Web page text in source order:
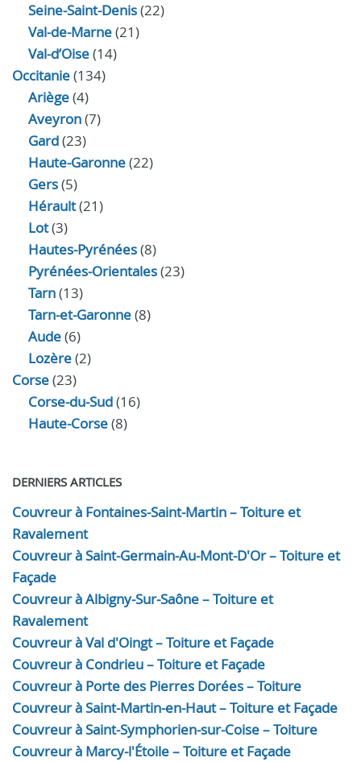
Seine-Saint-Denis(22)
Val-de-Marne(21)
Val-d’Oise(14)
Occitanie(134)
Ariège(4)
Aveyron(7)
Gard(23)
Haute-Garonne(22)
Gers(5)
Hérault(21)
Lot(3)
Hautes-Pyrénées(8)
Pyrénées-Orientales(23)
Tarn(13)
Tarn-et-Garonne(8)
Aude(6)
Lozère(2)
Corse(23)
Corse-du-Sud(16)
Haute-Corse(8)
DERNIERS ARTICLES
Couvreur à Fontaines-Saint-Martin – Toiture et
Ravalement
Couvreur à Saint-Germain-Au-Mont-D'Or – Toiture et
Façade
Couvreur à Albigny-Sur-Saône – Toiture et
Ravalement
Couvreur à Val d'Oingt – Toiture et Façade
Couvreur à Condrieu – Toiture et Façade
Couvreur à Porte des Pierres Dorées – Toiture
Couvreur à Saint-Martin-en-Haut – Toiture et Façade
Couvreur à Saint-Symphorien-sur-Coise – Toiture
Couvreur à Marcy-l'Étoile – Toiture et Façade